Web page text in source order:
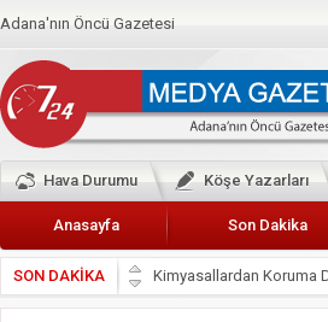
Adana'nın Öncü Gazetesi
Hava Durumu Köşe Yazarları
Anasayfa Son Dakika
SON DAKİKA
Başkan Güler’den
Lokantacılar ve